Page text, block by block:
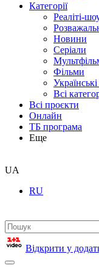
Категорії
Реаліті-
Новини
Серіали
Фільми
Всі
Всі проєкти
Онлайн
ТБ програма
Еще
UA
RU
Відкрити у